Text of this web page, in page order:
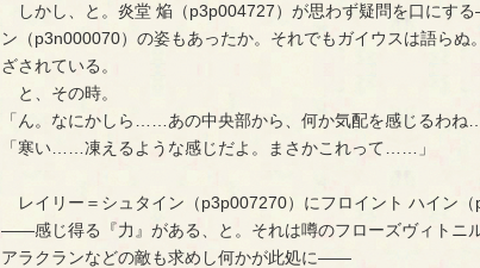
しかし、と。炎堂 焔（p3p004727）が思わず疑問を口にす
ン（p3n000070）の姿もあったか。それでもガイウスは語ら
ざされている。
と、その時。
「ん。なにかしら……あの中央部から、何か気配を感じるわね
「寒い……凍えるような感じだよ。まさかこれって……」
レイリー＝シュタイン（p3p007270）にフロイント ハイン
――感じ得る『力』がある、と。それは噂のフローズヴィトニ
アラクランなどの敵も求めし何かが此処に――